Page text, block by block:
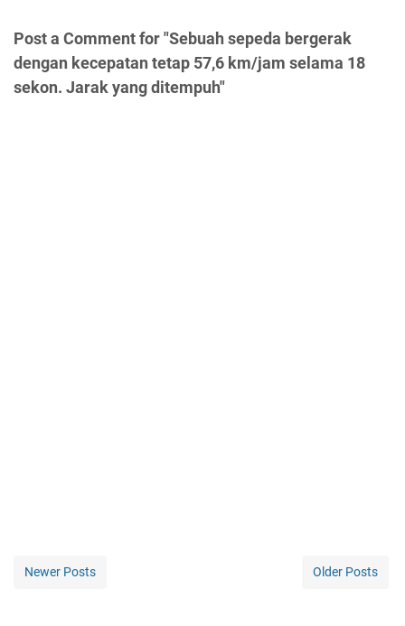
Post a Comment for "Sebuah sepeda bergerak
dengan kecepatan tetap 57,6 km/jam selama 18
sekon. Jarak yang ditempuh"
Newer Posts Older Posts